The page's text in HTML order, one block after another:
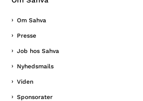
Om Sahva
Presse
Job hos Sahva
Nyhedsmails
Viden
Sponsorater